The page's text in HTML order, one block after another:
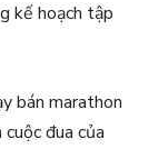
kế hoạch tập
bán marathon
đua của